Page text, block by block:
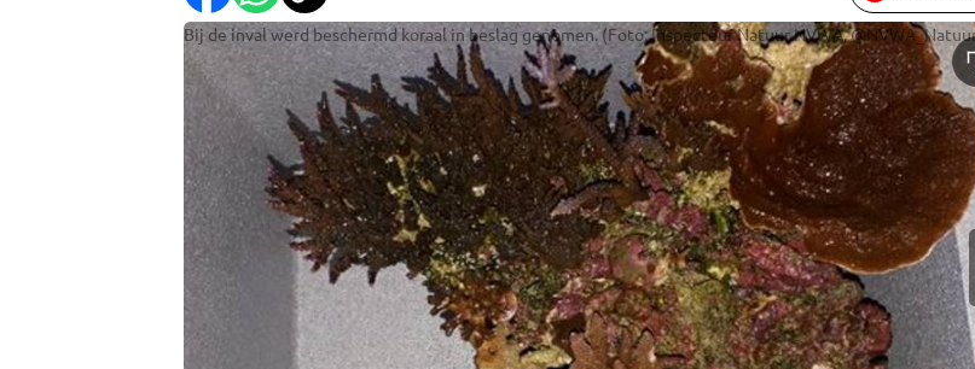
Bij de inval werd beschermd koraal in beslag genomen. (Foto: Inspecteur Natuur NVWA,